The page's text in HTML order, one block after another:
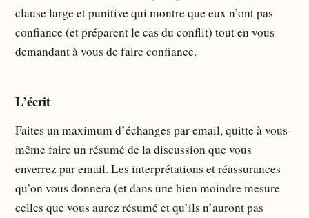
clause large et punitive qui montre que eux n’ont pas
confiance (et préparent le cas du conflit) tout en vous
demandant à vous de faire confiance.
L’écrit
Faites un maximum d’échanges par email, quitte à vous-
même faire un résumé de la discussion que vous
enverrez par email. Les interprétations et réassurances
qu’on vous donnera (et dans une bien moindre mesure
celles que vous aurez résumé et qu’ils n’auront pas